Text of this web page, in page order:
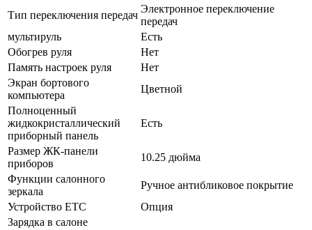
Тип переключения передач
Электронное переключение
передач
мультируль
Есть
Обогрев руля
Нет
Память настроек руля
Нет
Экран бортового
компьютера
Цветной
Полноценный
жидкокристаллический
приборный панель
Есть
Размер ЖК-панели
приборов
10.25 дюйма
Функции салонного
зеркала
Ручное антибликовое покрытие
Устройство ETC
Опция
Зарядка в салоне